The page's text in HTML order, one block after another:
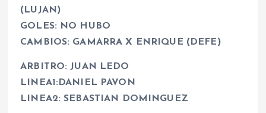
(LUJAN)
GOLES: NO HUBO
CAMBIOS: GAMARRA X ENRIQUE (DEFE)
ARBITRO: JUAN LEDO
LINEA1:DANIEL PAVON
LINEA2: SEBASTIAN DOMINGUEZ